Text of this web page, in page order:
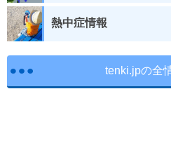
熱中症情報
tenki.jpの全